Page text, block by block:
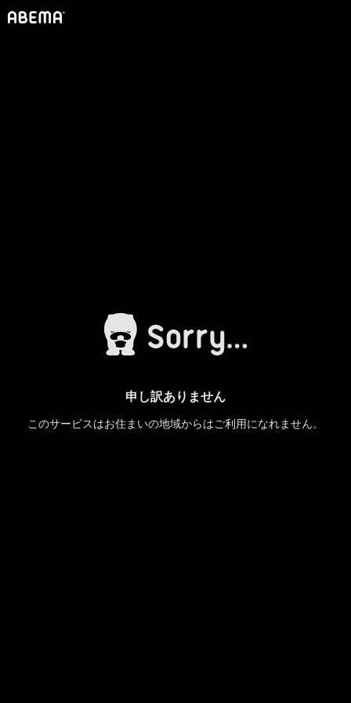
申し訳ありません
このサービスはお住まいの地域からはご利用になれません。